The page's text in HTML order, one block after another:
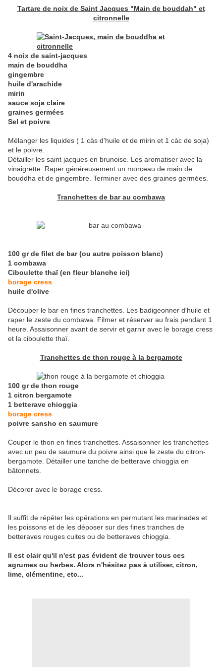
Tartare de noix de Saint Jacques "Main de bouddah" et
citronnelle
4 noix de saint-jacques
main de bouddha
gingembre
huile d'arachide
mirin
sauce soja claire
graines germées
Sel et poivre
Mélanger les liquides ( 1 càs d'huile et de mirin et 1 càc de soja)
et le poivre.
Détailler les saint jacques en brunoise. Les aromatiser avec la
vinaigrette. Raper généreusement un morceau de main de
bouddha et de gingembre. Terminer avec des graines germées.
Tranchettes de bar au combawa
100 gr de filet de bar (ou autre poisson blanc)
1 combawa
Ciboulette thaï (en fleur blanche ici)
borage cress
huile d'olive
Découper le bar en fines tranchettes. Les badigeonner d'huile et
raper le zeste du combawa. Filmer et réserver au frais pendant 1
heure. Assaisonner avant de servir et garnir avec le borage cress
et la ciboulette thaï.
Tranchettes de thon rouge à la bergamote
100 gr de thon rouge
1 citron bergamote
1 betterave chioggia
borage cress
poivre sansho en saumure
Couper le thon en fines tranchettes. Assaisonner les tranchettes
avec un peu de saumure du poivre ainsi que le zeste du citron-
bergamote. Détailler une tanche de betterave chioggia en
bâtonnets.
Décorer avec le borage cress.
Il suffit de répéter les opérations en permutant les marinades et
les poissons et de les déposer sur des fines tranches de
betteraves rouges cuites ou de betteraves chioggia.
Il est clair qu'il n'est pas évident de trouver tous ces
agrumes ou herbes. Alors n'hésitez pas à utiliser, citron,
lime, clémentine, etc...